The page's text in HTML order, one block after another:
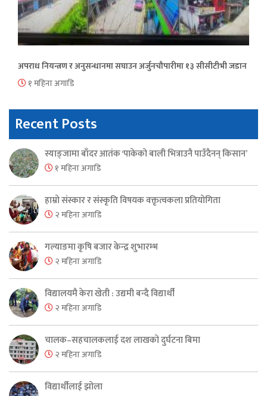
अपराध नियन्त्रण र अनुसन्धानमा सघाउन अर्जुनचौपारीमा १३ सीसीटीभी जडान
१ महिना अगाडि
Recent Posts
स्याङ्जामा बाँदर आतंक ‘पाकेको बाली भित्राउनै पाउँदैनन् किसान’
१ महिना अगाडि
हाम्रो संस्कार र संस्कृति विषयक वक्तृत्वकला प्रतियोगिता
२ महिना अगाडि
गल्याङमा कृषि बजार केन्द्र शुभारम्भ
२ महिना अगाडि
विद्यालयमै केरा खेती : उद्यमी बन्दै विद्यार्थी
२ महिना अगाडि
चालक–सहचालकलाई दश लाखको दुर्घटना बिमा
२ महिना अगाडि
विद्यार्थीलाई झोला